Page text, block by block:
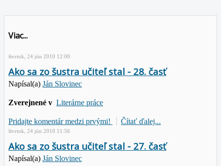
Viac...
štvrtok, 24 jún 2010 12:00
Ako sa zo šustra učiteľ stal - 28. časť
Napísal(a) Ján Slovinec
Zverejnené v Literárne práce
Pridajte komentár medzi prvými! Čítať ďalej...
štvrtok, 24 jún 2010 11:56
Ako sa zo šustra učiteľ stal - 27. časť
Napísal(a) Ján Slovinec